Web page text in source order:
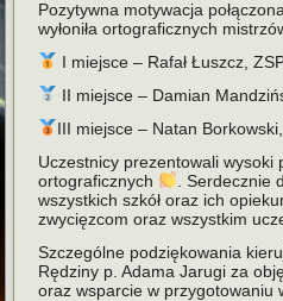
Pozytywna motywacja
wyłoniła ortograficznych
I miejsce – Rafał Łuszcz,
II miejsce – Damian
III miejsce – Natan
Uczestnicy prezentowali wysoki
ortograficznych
. Serdecznie
wszystkich szkół oraz ich
zwycięzcom oraz wszystkim
Szczególne podziękowania
Rędziny p. Adama Jarugi za
oraz wsparcie w przygotowaniu